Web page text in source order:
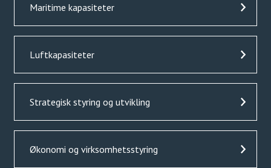
Maritime kapasiteter
Luftkapasiteter
Strategisk styring og utvikling
Økonomi og virksomhetsstyring